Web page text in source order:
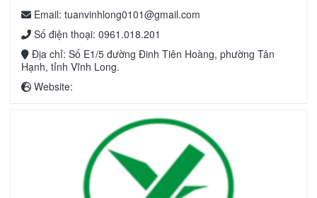
Email: tuanvinhlong0101@gmail.com
Số điện thoại: 0961.018.201
Địa chỉ: Số E1/5 đường Đinh Tiên Hoàng, phường Tân
Hạnh, tỉnh Vĩnh Long.
Website: